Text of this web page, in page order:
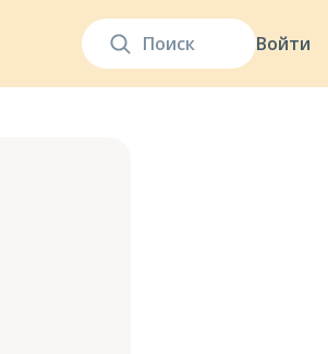
Войти